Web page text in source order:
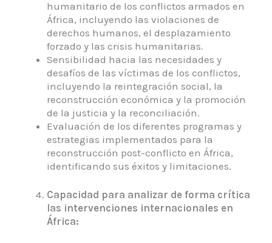
humanitario de los conflictos armados en
África, incluyendo las violaciones de
derechos humanos, el desplazamiento
forzado y las crisis humanitarias.
Sensibilidad hacia las necesidades y
desafíos de las víctimas de los conflictos,
incluyendo la reintegración social, la
reconstrucción económica y la promoción
de la justicia y la reconciliación.
Evaluación de los diferentes programas y
estrategias implementados para la
reconstrucción post-conflicto en África,
identificando sus éxitos y limitaciones.
Capacidad para analizar de forma crítica
las intervenciones internacionales en
África: